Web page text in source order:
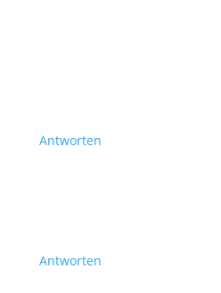
Antworten
Antworten